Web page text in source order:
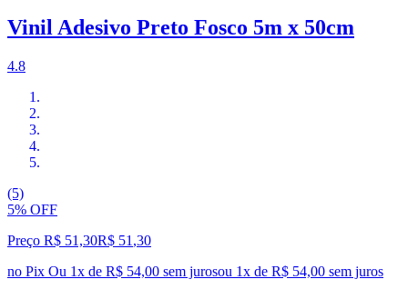
Vinil Adesivo Preto Fosco 5m x 50cm
4.8
(5)
5% OFF
Preço R$ 51,30R$ 51 ,30
no Pix Ou 1x de R$ 54,00 sem jurosou 1x de R$ 54,00 sem juros